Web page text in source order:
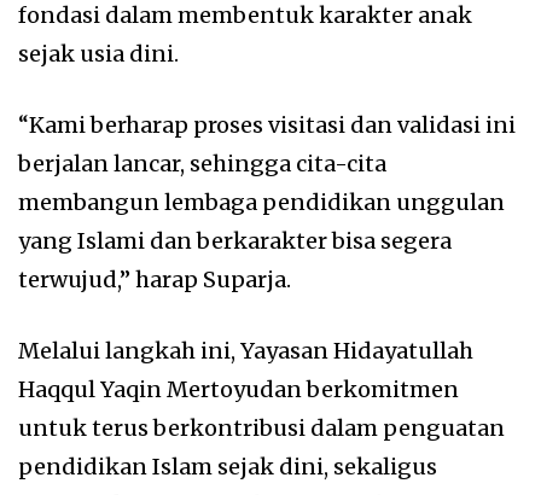
fondasi dalam membentuk karakter anak
sejak usia dini.
“Kami berharap proses visitasi dan validasi ini
berjalan lancar, sehingga cita-cita
membangun lembaga pendidikan unggulan
yang Islami dan berkarakter bisa segera
terwujud,” harap Suparja.
Melalui langkah ini, Yayasan Hidayatullah
Haqqul Yaqin Mertoyudan berkomitmen
untuk terus berkontribusi dalam penguatan
pendidikan Islam sejak dini, sekaligus